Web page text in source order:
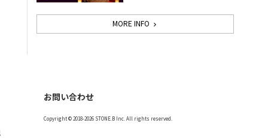
MORE INFO
お問い合わせ
Copyright © 2018-2026 STONE.B Inc. All rights reserved.